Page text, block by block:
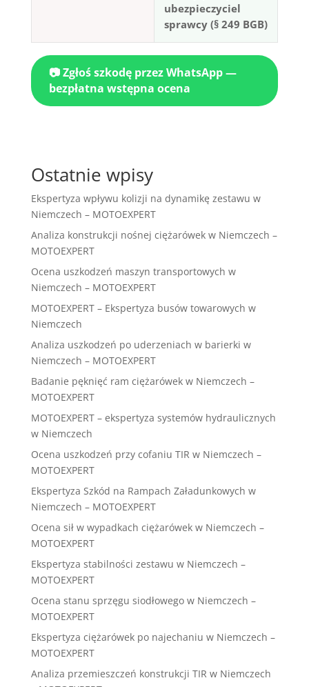
ubezpieczyciel
sprawcy (§ 249 BGB)
📷 Zgłoś szkodę przez WhatsApp —
bezpłatna wstępna ocena
Ostatnie wpisy
Ekspertyza wpływu kolizji na dynamikę zestawu w
Niemczech – MOTOEXPERT
Analiza konstrukcji nośnej ciężarówek w Niemczech –
MOTOEXPERT
Ocena uszkodzeń maszyn transportowych w
Niemczech – MOTOEXPERT
MOTOEXPERT – Ekspertyza busów towarowych w
Niemczech
Analiza uszkodzeń po uderzeniach w barierki w
Niemczech – MOTOEXPERT
Badanie pęknięć ram ciężarówek w Niemczech –
MOTOEXPERT
MOTOEXPERT – ekspertyza systemów hydraulicznych
w Niemczech
Ocena uszkodzeń przy cofaniu TIR w Niemczech –
MOTOEXPERT
Ekspertyza Szkód na Rampach Załadunkowych w
Niemczech – MOTOEXPERT
Ocena sił w wypadkach ciężarówek w Niemczech –
MOTOEXPERT
Ekspertyza stabilności zestawu w Niemczech –
MOTOEXPERT
Ocena stanu sprzęgu siodłowego w Niemczech –
MOTOEXPERT
Ekspertyza ciężarówek po najechaniu w Niemczech –
MOTOEXPERT
Analiza przemieszczeń konstrukcji TIR w Niemczech